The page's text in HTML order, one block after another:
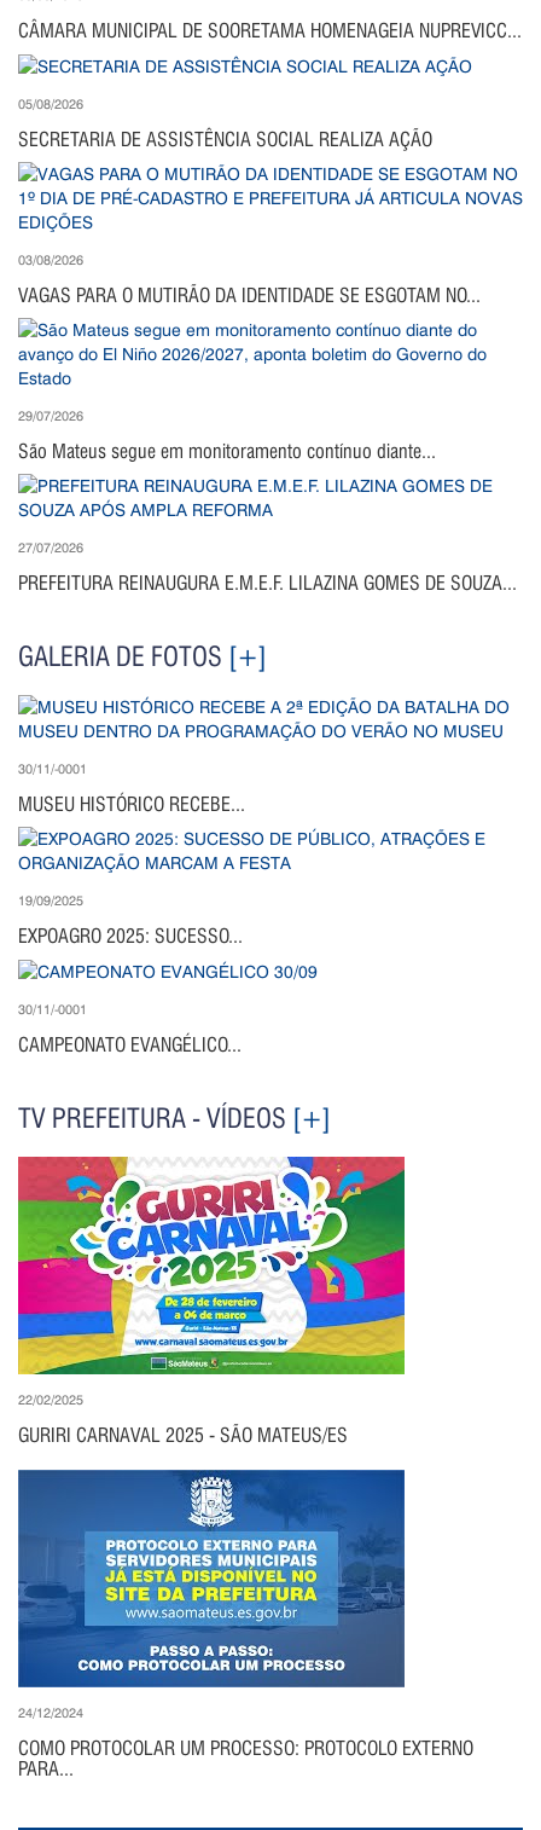
CÂMARA MUNICIPAL DE SOORETAMA HOMENAGEIA NUPREVICC...
05/08/2026
SECRETARIA DE ASSISTÊNCIA SOCIAL REALIZA AÇÃO
03/08/2026
VAGAS PARA O MUTIRÃO DA IDENTIDADE SE ESGOTAM NO...
29/07/2026
São Mateus segue em monitoramento contínuo diante...
27/07/2026
PREFEITURA REINAUGURA E.M.E.F. LILAZINA GOMES DE SOUZA...
GALERIA DE FOTOS [+]
30/11/-0001
MUSEU HISTÓRICO RECEBE...
19/09/2025
EXPOAGRO 2025: SUCESSO...
30/11/-0001
CAMPEONATO EVANGÉLICO...
TV PREFEITURA - VÍDEOS [+]
22/02/2025
GURIRI CARNAVAL 2025 - SÃO MATEUS/ES
24/12/2024
COMO PROTOCOLAR UM PROCESSO: PROTOCOLO EXTERNO
PARA...